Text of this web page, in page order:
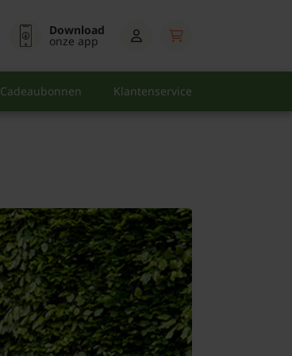
Download
onze app
Cadeaubonnen Klantenservice